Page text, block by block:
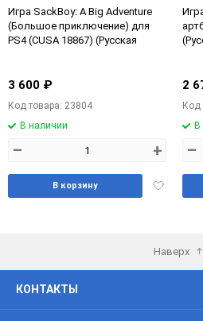
Игра SackBoy: A Big Adventure
(Большое приключение) для
PS4 (CUSA 18867) (Русская
3 600 ₽
Код товара: 23804
В наличии
– +
Добавить
В корзину
2
Код
В
–
Наверх
КОНТАКТЫ